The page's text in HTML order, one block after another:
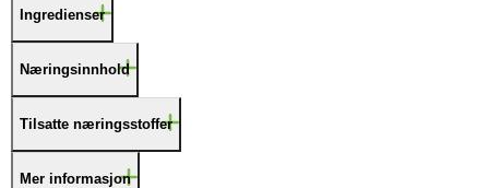
Ingredienser
Næringsinnhold
Tilsatte næringsstoffer
Mer informasjon